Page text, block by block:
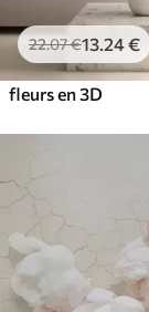
22.07€13.24€
fleurs en 3D